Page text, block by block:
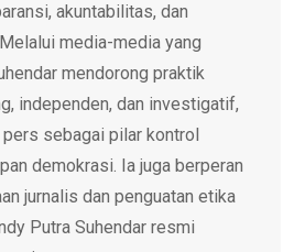
akuntabilitas, dan
media-media yang
mendorong praktik
independen, dan investigatif,
sebagai pilar kontrol
demokrasi. Ia juga berperan
jurnalis dan penguatan etika
Putra Suhendar resmi